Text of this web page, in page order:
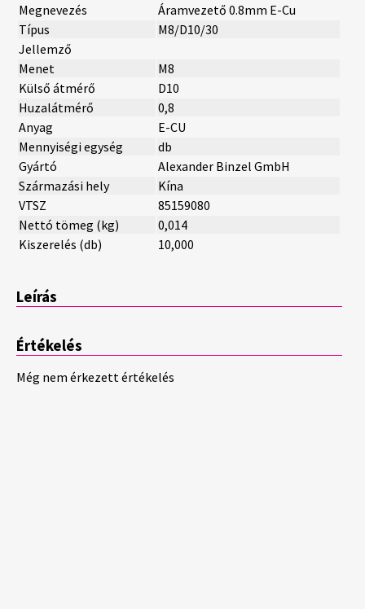
Megnevezés
Áramvezető 0.8mm E-Cu
Típus
M8/D10/30
Jellemző
Menet
M8
Külső átmérő
D10
Huzalátmérő
0,8
Anyag
E-CU
Mennyiségi egység
db
Gyártó
Alexander Binzel GmbH
Származási hely
Kína
VTSZ
85159080
Nettó tömeg (kg)
0,014
Kiszerelés (db)
10,000
Leírás
Értékelés
Még nem érkezett értékelés